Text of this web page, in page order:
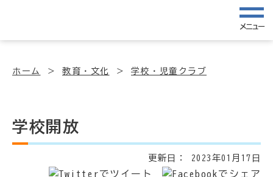
メニュー
ホーム 教育・文化 学校・児童クラブ
学校開放
更新日： 2023年01月17日